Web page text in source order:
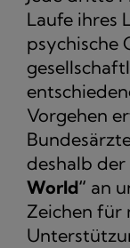
Laufe ihres
psychische
Vorgehen
deshalb
World“ an
Zeichen für